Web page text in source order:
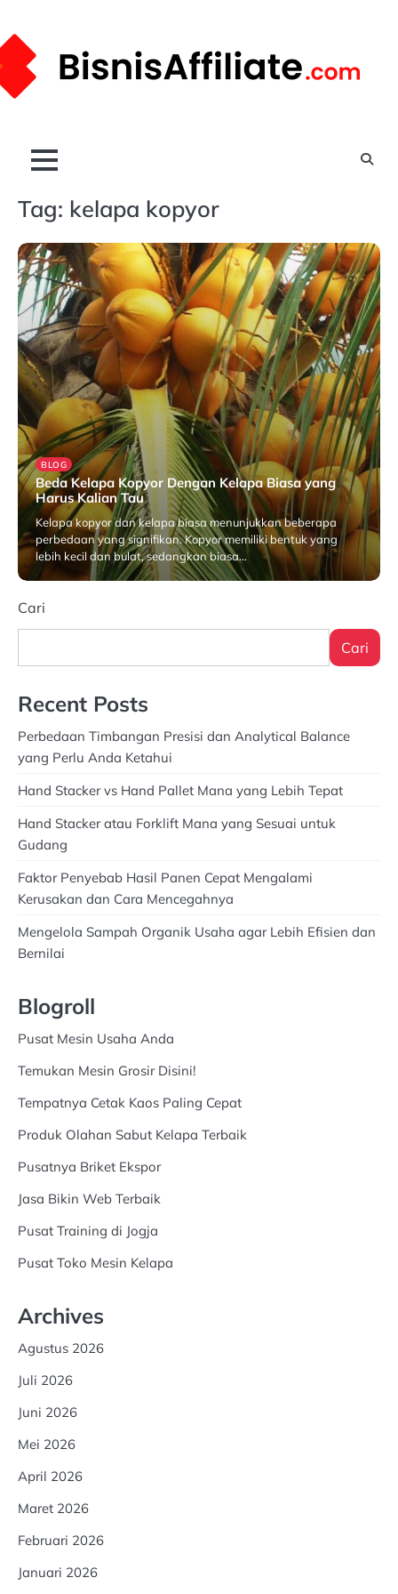
to
content
Tag: kelapa kopyor
BLOG
Beda Kelapa Kopyor Dengan Kelapa Biasa yang
Harus Kalian Tau
Kelapa kopyor dan kelapa biasa menunjukkan beberapa
perbedaan yang signifikan. Kopyor memiliki bentuk yang
lebih kecil dan bulat, sedangkan biasa…
Desember 13, 2024
Cari
Cari
Recent Posts
Perbedaan Timbangan Presisi dan Analytical Balance
yang Perlu Anda Ketahui
Hand Stacker vs Hand Pallet Mana yang Lebih Tepat
Hand Stacker atau Forklift Mana yang Sesuai untuk
Gudang
Faktor Penyebab Hasil Panen Cepat Mengalami
Kerusakan dan Cara Mencegahnya
Mengelola Sampah Organik Usaha agar Lebih Efisien dan
Bernilai
Blogroll
Pusat Mesin Usaha Anda
Temukan Mesin Grosir Disini!
Tempatnya Cetak Kaos Paling Cepat
Produk Olahan Sabut Kelapa Terbaik
Pusatnya Briket Ekspor
Jasa Bikin Web Terbaik
Pusat Training di Jogja
Pusat Toko Mesin Kelapa
Archives
Agustus 2026
Juli 2026
Juni 2026
Mei 2026
April 2026
Maret 2026
Februari 2026
Januari 2026